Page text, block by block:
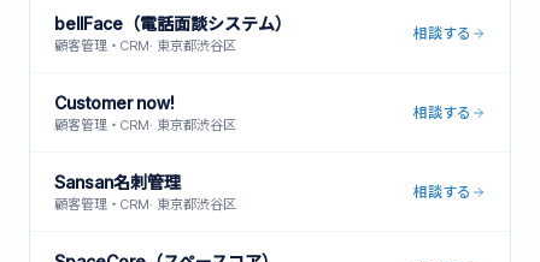
bellFace（電話面談システム）
顧客管理・CRM· 東京都渋谷区
相談する
Customer now!
顧客管理・CRM· 東京都渋谷区
相談する
Sansan名刺管理
顧客管理・CRM· 東京都渋谷区
相談する